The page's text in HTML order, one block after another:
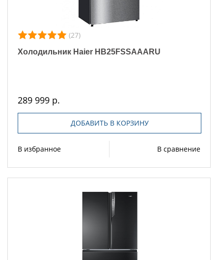
(27)
Холодильник Haier HB25FSSAAARU
289 999 р.
ДОБАВИТЬ В КОРЗИНУ
В избранное В сравнение